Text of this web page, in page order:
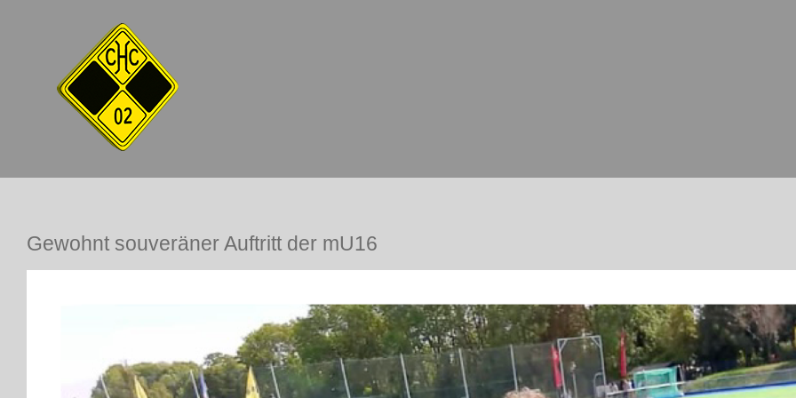
Gewohnt souveräner Auftritt der mU16